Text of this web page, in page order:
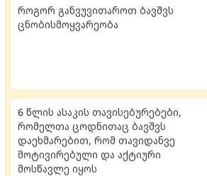
როგორ განვუვითაროთ ბავშვს
ცნობისმოყვარეობა
6 წლის ასაკის თავისებურებები,
რომელთა ცოდნითაც ბავშვს
დაეხმარებით, რომ თავიდანვე
მოტივირებული და აქტიური
მოსწავლე იყოს